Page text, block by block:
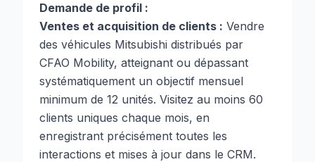
Demande de profil :
Ventes et acquisition de clients : Vendre
des véhicules Mitsubishi distribués par
CFAO Mobility, atteignant ou dépassant
systématiquement un objectif mensuel
minimum de 12 unités. Visitez au moins 60
clients uniques chaque mois, en
enregistrant précisément toutes les
interactions et mises à jour dans le CRM.